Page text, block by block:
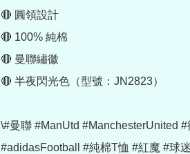
🔴 圓領設計
🔴 100% 純棉
🔴 曼聯繡徽
🔴 半夜閃光色（型號：JN2823）
\#曼聯 #ManUtd #ManchesterUnited
#adidasFootball #純棉T恤 #紅魔 #球